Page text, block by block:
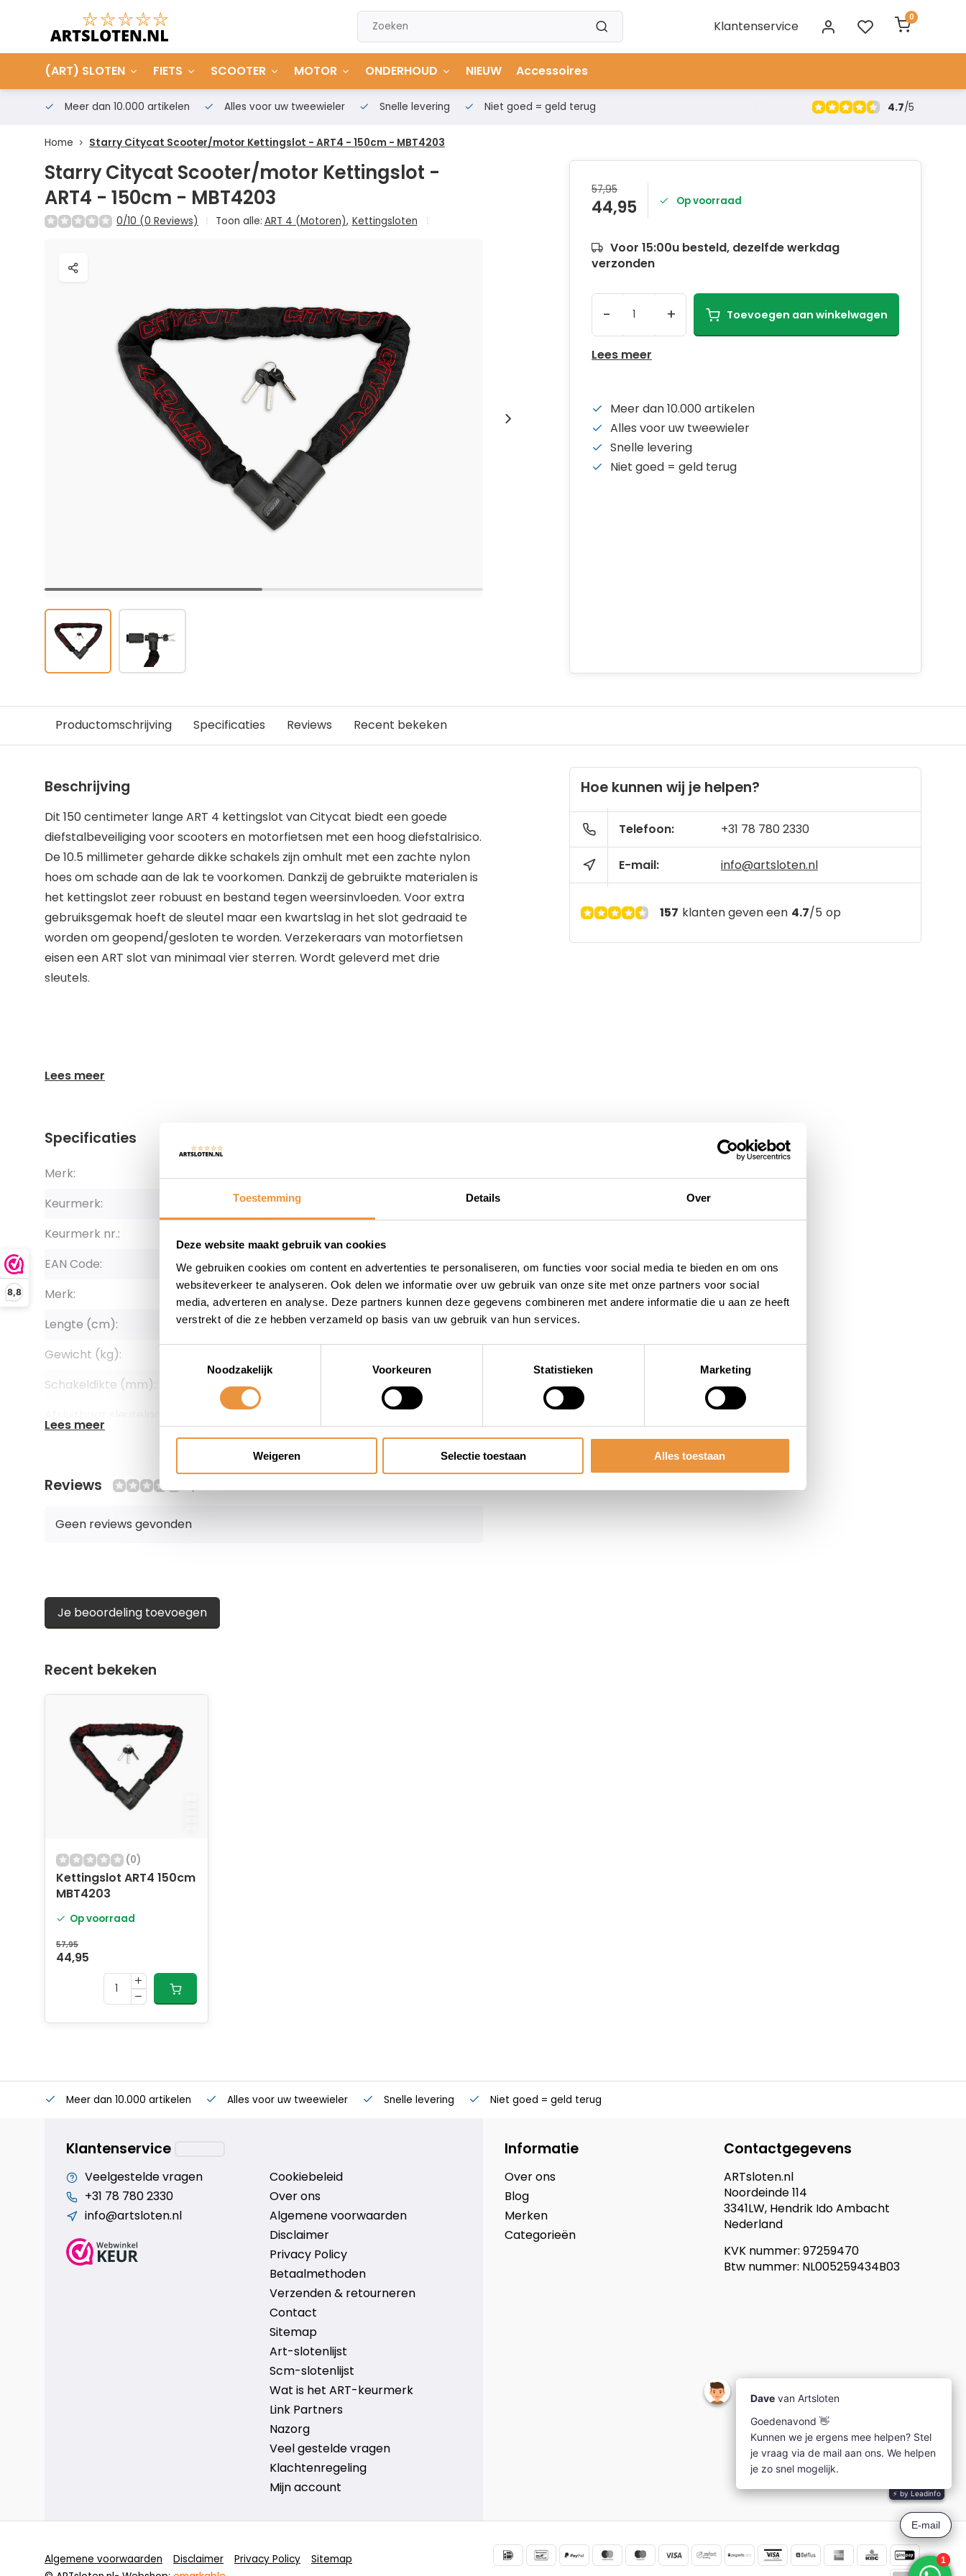
Toestemming Details Over
Deze website maakt gebruik van cookies
We gebruiken cookies om content en advertenties te personaliseren, om functies voor social media te bieden en om ons
websiteverkeer te analyseren. Ook delen we informatie over uw gebruik van onze site met onze partners voor social
media, adverteren en analyse. Deze partners kunnen deze gegevens combineren met andere informatie die u aan ze heeft
verstrekt of die ze hebben verzameld op basis van uw gebruik van hun services.
Noodzakelijk
Voorkeuren Statistieken Marketing
Weigeren Selectie toestaan Alles toestaan
8,8
Klantenservice
0
(ART) SLOTEN FIETS SCOOTER MOTOR ONDERHOUD NIEUW Accessoires
Meer dan 10.000 artikelen Alles voor uw tweewieler Snelle levering Niet goed = geld terug 4.7/5
Home Starry Citycat Scooter/motor Kettingslot - ART4 - 150cm - MBT4203
Starry Citycat Scooter/motor Kettingslot -
ART4 - 150cm - MBT4203
0/10 (0 Reviews) Toon alle: ART 4 (Motoren), Kettingsloten
57,95
44,95 Op voorraad
Voor 15:00u besteld, dezelfde werkdag
verzonden
- + Toevoegen aan winkelwagen
Lees meer
Meer dan 10.000 artikelen
Alles voor uw tweewieler
Snelle levering
Niet goed = geld terug
Productomschrijving Specificaties Reviews Recent bekeken
Beschrijving
Dit 150 centimeter lange ART 4 kettingslot van Citycat biedt een goede
diefstalbeveiliging voor scooters en motorfietsen met een hoog diefstalrisico.
De 10.5 millimeter geharde dikke schakels zijn omhult met een zachte nylon
hoes om schade aan de lak te voorkomen. Dankzij de gebruikte materialen is
het kettingslot zeer robuust en bestand tegen weersinvloeden. Voor extra
gebruiksgemak hoeft de sleutel maar een kwartslag in het slot gedraaid te
worden om geopend/gesloten te worden. Verzekeraars van motorfietsen
eisen een ART slot van minimaal vier sterren. Wordt geleverd met drie
sleutels.
Lees meer
Specificaties
Merk:
Keurmerk:
ART4
Keurmerk nr.:
EAN Code:
8714868033750
Merk:
Starry Citycat
Lengte (cm):
150
Gewicht (kg):
Schakeldikte (mm):
Aantal sleutels:
2
Lees meer
Reviews
Geen reviews gevonden
Je beoordeling toevoegen
Hoe kunnen wij je helpen?
Telefoon: +31 78 780 2330
E-mail: info@artsloten.nl
157 klanten geven een 4.7/5 op
Recent bekeken
(0)
Kettingslot ART4 150cm
MBT4203
Op voorraad
57,95
44,95
Meer dan 10.000 artikelen Alles voor uw tweewieler Snelle levering Niet goed = geld terug
Klantenservice
Veelgestelde vragen
+31 78 780 2330
info@artsloten.nl
Cookiebeleid
Over ons
Algemene voorwaarden
Disclaimer
Privacy Policy
Betaalmethoden
Verzenden & retourneren
Contact
Sitemap
Art-slotenlijst
Scm-slotenlijst
Wat is het ART-keurmerk
Link Partners
Nazorg
Veel gestelde vragen
Klachtenregeling
Mijn account
Informatie
Over ons
Blog
Merken
Categorieën
Contactgegevens
ARTsloten.nl
Noordeinde 114
3341LW, Hendrik Ido Ambacht
Nederland
KVK nummer: 97259470
Btw nummer: NL005259434B03
Algemene voorwaarden Disclaimer Privacy Policy
Sitemap